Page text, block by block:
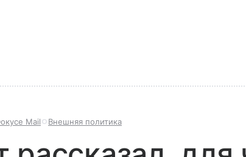
Mail Внешняя политика